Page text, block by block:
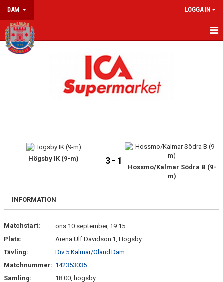
DAM LOGGA IN
HEM
Högsby IK (9-m) 3 - 1
Hossmo/Kalmar Södra B (9-
m)
INFORMATION
Matchstart:
ons 10 september, 19:15
Plats:
Arena Ulf Davidson 1, Högsby
Tävling:
Div 5 Kalmar/Öland Dam
Matchnummer: 142353035
Samling:
18:00, högsby